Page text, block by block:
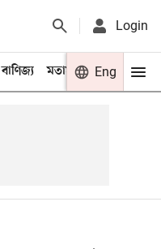
Login
বাণিজ্য মতামত খেলা
Eng